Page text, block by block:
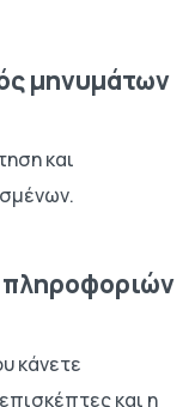
μηνυμάτων
και
πληροφοριών
κάνετε
και η